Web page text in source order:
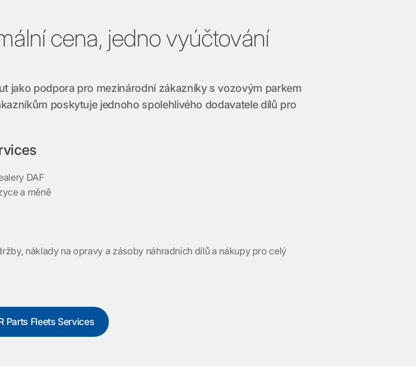
cena, jedno vyúčtování
jako podpora pro mezinárodní zákazníky s vozovým parkem
poskytuje jednoho spolehlivého dodavatele dílů pro
DAF
a měně
náklady na opravy a zásoby náhradních dílů a nákupy pro celý
Parts Fleets Services